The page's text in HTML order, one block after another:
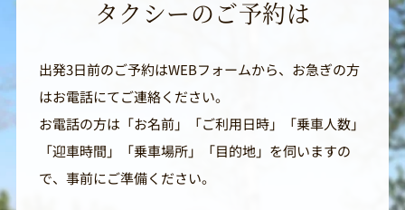
タクシーのご予約は
出発3日前のご予約はWEBフォームから、お急ぎの方
はお電話にてご連絡ください。
お電話の方は「お名前」「ご利用日時」「乗車人数」
「迎車時間」「乗車場所」「目的地」を伺いますの
で、事前にご準備ください。